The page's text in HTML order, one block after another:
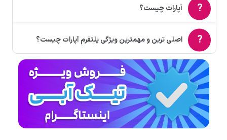
آپارات چیست؟
اصلی ترین و مهمترین ویژگی پلتفرم آپارات چیست؟